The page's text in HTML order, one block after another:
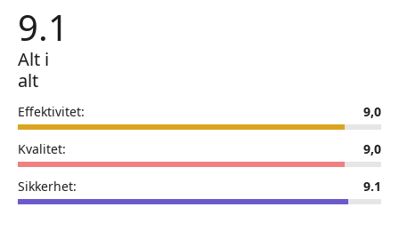
9.1
Alt i
alt
Effektivitet: 9,0
Kvalitet: 9,0
Sikkerhet: 9.1